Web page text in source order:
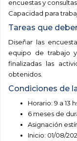
encuestas y
Capacidad para
Tareas que
Diseñar las
equipo de trabajo
finalizadas las
obtenidos.
Condiciones de
Horario: 9 a 13
6 meses de
Asignación
Inicio: 01/08/